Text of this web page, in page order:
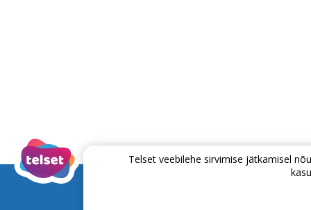
Telset veebilehe sirvimise jätkamisel